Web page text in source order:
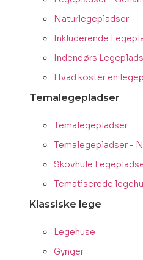
Naturlegepladser
Inkluderende
Indendørs
Hvad koster en
Temalegepladser
Temalegepladser
Temalegepladser -
Skovhule
Tematiserede
Klassiske lege
Legehuse
Gynger